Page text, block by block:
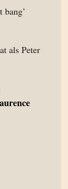
bang’
als Peter